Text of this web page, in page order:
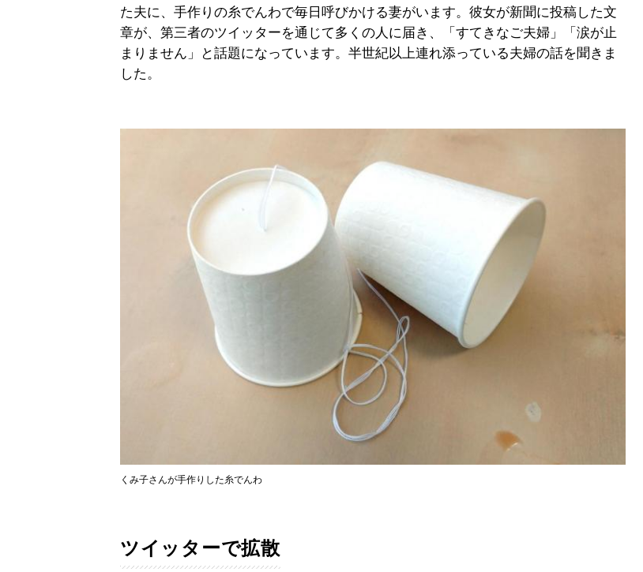
た夫に、手作りの糸でんわで毎日呼びかける妻がいます。彼女が新聞に投稿した文
章が、第三者のツイッターを通じて多くの人に届き、「すてきなご夫婦」「涙が止
まりません」と話題になっています。半世紀以上連れ添っている夫婦の話を聞きま
した。
くみ子さんが手作りした糸でんわ
ツイッターで拡散